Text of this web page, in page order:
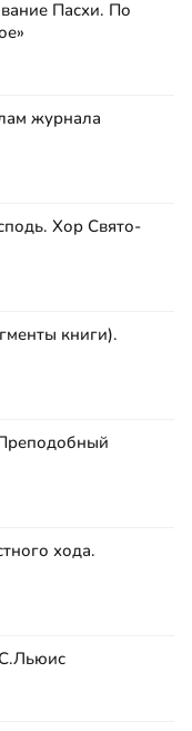
Пасхи. По
журнала
Хор Свято-
книги).
хода.